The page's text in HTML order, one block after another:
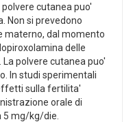
cutanea puo'
Non si prevedono
materno, dal momento
delle
polvere cutanea puo'
In studi sperimentali
sulla fertilita'
orale di
5 mg/kg/die.